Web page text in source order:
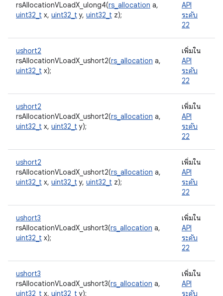
rsAllocationVLoadX_ulong4(rs_allocation a,
uint32_t x, uint32_t y, uint32_t z);
API
ระดับ
22
ushort2
rsAllocationVLoadX_ushort2(rs_allocation a,
uint32_t x);
เพิ่มใน
API
ระดับ
22
ushort2
rsAllocationVLoadX_ushort2(rs_allocation a,
uint32_t x, uint32_t y);
เพิ่มใน
API
ระดับ
22
ushort2
rsAllocationVLoadX_ushort2(rs_allocation a,
uint32_t x, uint32_t y, uint32_t z);
เพิ่มใน
API
ระดับ
22
ushort3
rsAllocationVLoadX_ushort3(rs_allocation a,
uint32_t x);
เพิ่มใน
API
ระดับ
22
ushort3
rsAllocationVLoadX_ushort3(rs_allocation a,
uint32_t x, uint32_t y);
เพิ่มใน
API
ระดับ